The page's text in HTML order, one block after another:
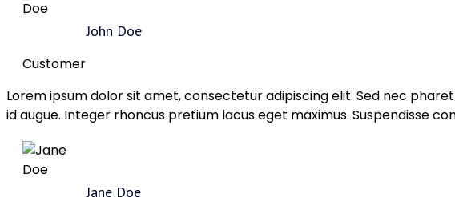
John Doe
Customer
Lorem ipsum dolor sit amet, consectetur adipiscing elit. Sed nec
id augue. Integer rhoncus pretium lacus eget maximus. Suspendisse
Jane Doe